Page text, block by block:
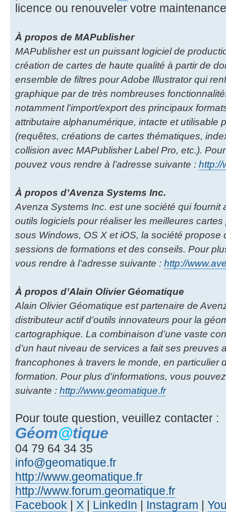
licence ou renouveler votre
À propos de MAPublisher
MAPublisher est un puissant logiciel de
création de cartes de haute qualité à partir de
ensemble de filtres pour Adobe Illustrator qui
graphique par de très nombreuses
notamment l'import/export des principaux
attributaire alphanumérique, intacte et utilisable
(requêtes, créations de cartes thématiques,
collision avec MAPublisher Label Pro, etc.).
pouvez vous rendre à l’adresse suivante : http://
À propos d’Avenza Systems Inc.
Avenza Systems Inc. est une société qui
outils logiciels pour réaliser les meilleures
sous Windows, OS X et iOS, la société
sessions de formations et des conseils. Pour
vous rendre à l’adresse suivante : http://
À propos d’Alain Olivier Géomatique
Alain Olivier Géomatique est partenaire de
distributeur actif d’outils innovateurs pour la
cartographique. La combinaison d’une vaste
d’un haut niveau de services a fait ses preuves
francophones à travers le monde, en particulier
formation. Pour plus d'informations, vous
suivante : http://www.geomatique.fr
Pour toute question, veuillez contacter :
Géom@tique
04 79 64 34 35
info@geomatique.fr
http://www.geomatique.fr
http://www.forum.geomatique.fr
Facebook | X | LinkedIn | Instagram |